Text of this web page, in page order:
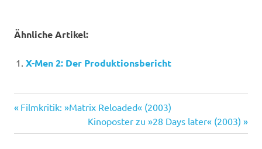
Ähnliche Artikel:
X-Men 2: Der Produktionsbericht
Hulk
Beitragsnavigation
Vorheriger
Filmkritik: »Matrix Reloaded« (2003)
Nächster
Beitrag:
Kinoposter zu »28 Days later« (2003)